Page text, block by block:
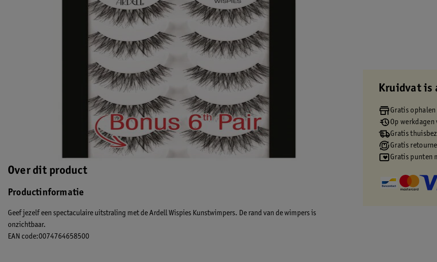
Over dit product
Productinformatie
Geef jezelf een spectaculaire uitstraling met de Ardell Wispies Kunstwimpers. De rand van de wimpers is
onzichtbaar.
EAN code:0074764658500
Kruidvat is
Gratis
Op
Gratis
Gratis
Gratis punten